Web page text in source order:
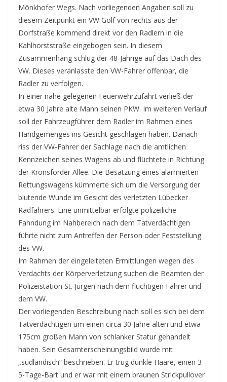
Mönkhofer Wegs. Nach vorliegenden Angaben soll zu
diesem Zeitpunkt ein VW Golf von rechts aus der
Dorfstraße kommend direkt vor den Radlern in die
Kahlhorststraße eingebogen sein. In diesem
Zusammenhang schlug der 48-Jährige auf das Dach des
VW. Dieses veranlasste den VW-Fahrer offenbar, die
Radler zu verfolgen.
In einer nahe gelegenen Feuerwehrzufahrt verließ der
etwa 30 Jahre alte Mann seinen PKW. Im weiteren Verlauf
soll der Fahrzeugführer dem Radler im Rahmen eines
Handgemenges ins Gesicht geschlagen haben. Danach
riss der VW-Fahrer der Sachlage nach die amtlichen
Kennzeichen seines Wagens ab und flüchtete in Richtung
der Kronsforder Allee. Die Besatzung eines alarmierten
Rettungswagens kümmerte sich um die Versorgung der
blutende Wunde im Gesicht des verletzten Lübecker
Radfahrers. Eine unmittelbar erfolgte polizeiliche
Fahndung im Nahbereich nach dem Tatverdächtigen
führte nicht zum Antreffen der Person oder Feststellung
des VW.
Im Rahmen der eingeleiteten Ermittlungen wegen des
Verdachts der Körperverletzung suchen die Beamten der
Polizeistation St. Jürgen nach dem flüchtigen Fahrer und
dem VW.
Der vorliegenden Beschreibung nach soll es sich bei dem
Tatverdächtigen um einen circa 30 Jahre alten und etwa
175cm großen Mann von schlanker Statur gehandelt
haben. Sein Gesamterscheinungsbild wurde mit
„südländisch“ beschrieben. Er trug dunkle Haare, einen 3-
5-Tage-Bart und er war mit einem braunen Strickpullover